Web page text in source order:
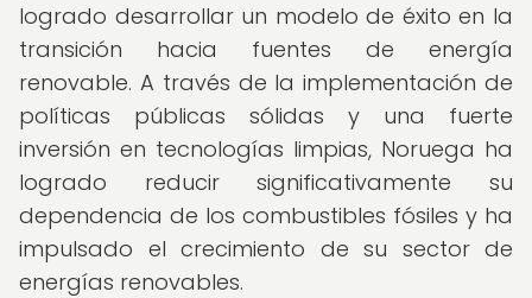
logrado desarrollar un modelo de éxito en la
transición hacia fuentes de energía
renovable. A través de la implementación de
políticas públicas sólidas y una fuerte
inversión en tecnologías limpias, Noruega ha
logrado reducir significativamente su
dependencia de los combustibles fósiles y ha
impulsado el crecimiento de su sector de
energías renovables.